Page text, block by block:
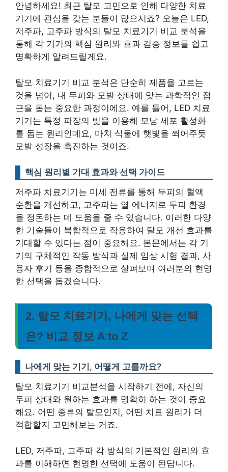
안녕하세요! 최근 탈모 고민으로 인해 다양한 치료
기기에 관심을 갖는 분들이 많으시죠? 오늘은 LED,
저주파, 고주파 방식의 탈모 치료기기 비교 분석을
통해 각 기기의 핵심 원리와 효과 검증 정보를 쉽고
명확하게 알려드릴게요.
탈모 치료기기 비교 분석은 단순히 제품을 고르는
것을 넘어, 내 두피와 모발 상태에 맞는 과학적인 접
근을 돕는 중요한 과정이에요. 예를 들어, LED 치료
기기는 특정 파장의 빛을 이용해 모낭 세포 활성화
를 돕는 원리인데요, 마치 식물에 햇빛을 쬐어주듯
모발 성장을 촉진하는 것이죠.
핵심 원리별 기대 효과와 선택 가이드
저주파 치료기기는 미세 전류를 통해 두피의 혈액
순환을 개선하고, 고주파는 열 에너지로 두피 환경
을 정돈하는 데 도움을 줄 수 있습니다. 이러한 다양
한 기술들이 복합적으로 작용하여 탈모 개선 효과를
기대할 수 있다는 점이 중요해요. 본문에서는 각 기
기의 구체적인 작동 방식과 실제 임상 시험 결과, 사
용자 후기 등을 종합적으로 살펴보며 여러분의 현명
한 선택을 돕겠습니다.
2. 탈모 치료기기, 나에게 맞는 선택
은? 비교 정보 A to Z
나에게 맞는 기기, 어떻게 고를까요?
탈모 치료기기 비교분석을 시작하기 전에, 자신의
두피 상태와 원하는 효과를 명확히 하는 것이 중요
해요. 어떤 종류의 탈모인지, 어떤 치료 원리가 더
적합할지 고민해보는 거죠.
LED, 저주파, 고주파 각 방식의 기본적인 원리와 효
과를 이해하면 현명한 선택에 도움이 된답니다.